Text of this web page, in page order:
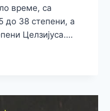
време, са
до 38 степени, а
Целзијуса….